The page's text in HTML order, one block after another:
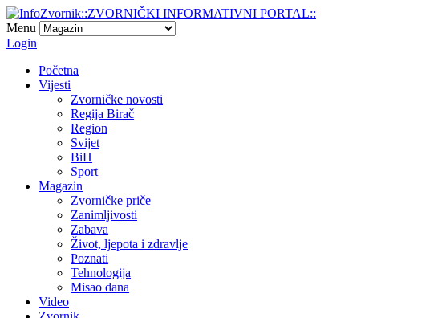
Menu
Login
Početna
Vijesti
Zvorničke novosti
Regija Birač
Region
Svijet
BiH
Sport
Magazin
Zvorničke priče
Zanimljivosti
Zabava
Život, ljepota i zdravlje
Poznati
Tehnologija
Misao dana
Video